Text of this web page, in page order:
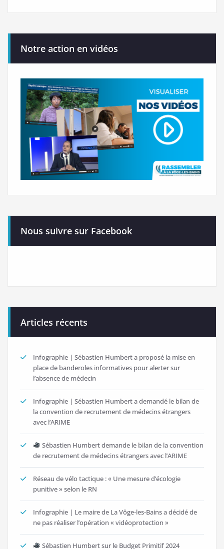
Notre action en vidéos
Nous suivre sur Facebook
Articles récents
Infographie | Sébastien Humbert a proposé la mise en
place de banderoles informatives pour alerter sur
l’absence de médecin
Infographie | Sébastien Humbert a demandé le bilan de
la convention de recrutement de médecins étrangers
avec l’ARIME
Sébastien Humbert demande le bilan de la convention
de recrutement de médecins étrangers avec l’ARIME
Réseau de vélo tactique : « Une mesure d’écologie
punitive » selon le RN
Infographie | Le maire de La Vôge-les-Bains a décidé de
ne pas réaliser l’opération « vidéoprotection »
Sébastien Humbert sur le Budget Primitif 2024